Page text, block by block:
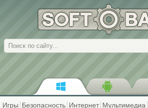
Поиск
Игры Безопасность Интернет Мультимедиа